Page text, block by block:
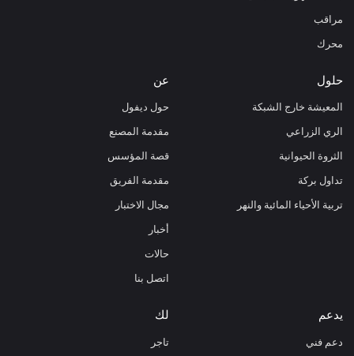
مراقب
محرك
حلول
المعيشة خارج الشبكة
الري الزراعي
الثروة الحيوانية
تداول بركة
تربية الأحياء المائية والنهر
عن
حول ديفول
مقدمة المصنع
قصة المؤسس
مقدمة الفريق
مجال الاختبار
أخبار
حالات
اتصل بنا
يدعم
دعم فني
لك
تاجر